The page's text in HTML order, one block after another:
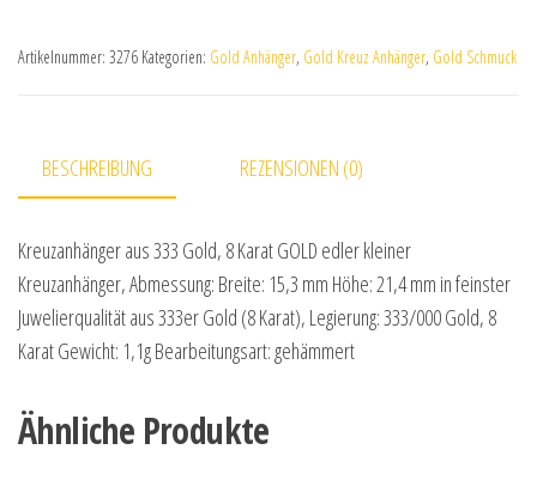
Artikelnummer: 3276 Kategorien: Gold Anhänger, Gold Kreuz Anhänger, Gold Schmuck
BESCHREIBUNG REZENSIONEN (0)
Kreuzanhänger aus 333 Gold, 8 Karat GOLD edler kleiner
Kreuzanhänger, Abmessung: Breite: 15,3 mm Höhe: 21,4 mm in feinster
Juwelierqualität aus 333er Gold (8 Karat), Legierung: 333/000 Gold, 8
Karat Gewicht: 1,1g Bearbeitungsart: gehämmert
Ähnliche Produkte